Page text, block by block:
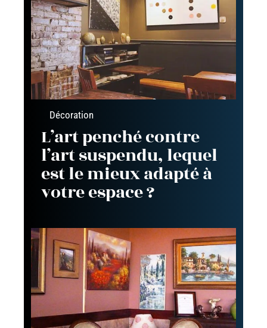
Décoration
L’art penché contre
l’art suspendu, lequel
est le mieux adapté à
votre espace ?